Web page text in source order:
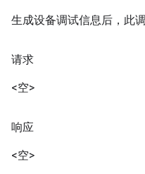
生成设备调试信息后，此
请求
<空>
响应
<空>